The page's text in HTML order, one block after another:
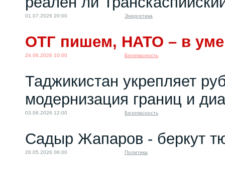
01.07.2026 20:00 Энергетика
ОТГ пишем, НАТО – в уме
24.06.2026 10:00 Безопасность
Таджикистан укрепляет
модернизация границ и
03.06.2026 12:00 Безопасность
Садыр Жапаров - беркут
26.05.2026 06:00 Политика